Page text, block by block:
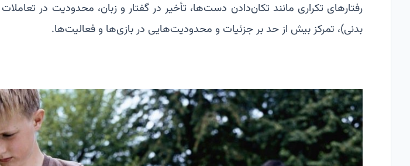
رفتارهای تکراری مانند تکان‌دادن دست‌ها، تأخیر در گفتار و زبان، محدودیت در تعاملات
بدنی)، تمرکز بیش از حد بر جزئیات و محدودیت‌هایی در بازی‌ها و فعالیت‌ها.